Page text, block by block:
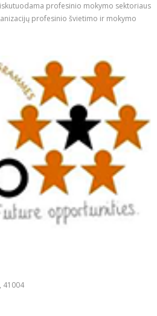
profesinio mokymo sektoriaus
profesinio švietimo ir mokymo
41004